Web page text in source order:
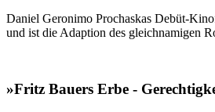
Daniel Geronimo Prochaskas Debüt-
und ist die Adaption des gleichnamigen
»Fritz Bauers Erbe -